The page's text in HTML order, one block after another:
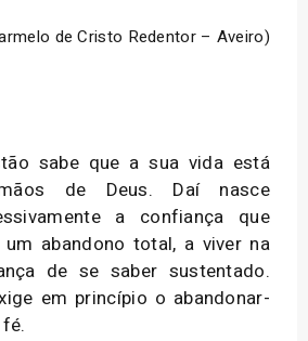
de Cristo Redentor – Aveiro)
sabe que a sua vida está
de Deus. Daí nasce
a confiança que
um abandono total, a viver na
de se saber sustentado.
em princípio o abandonar-